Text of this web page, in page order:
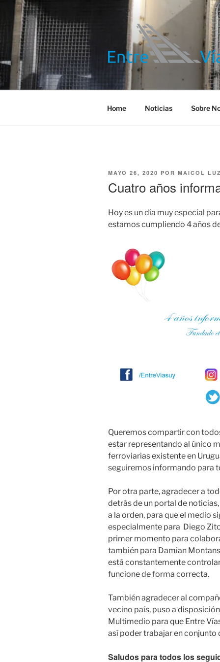
Saltar
contenido
ENTRE
Información ferroviaria
Home Noticias Sobre
PUBLICADO
MAYO 26, 2020 POR MAICOL
Cuatro años
Hoy es un día muy especial
estamos cumpliendo 4 años
Queremos compartir con
estar representando al único
ferroviarias existente en
seguiremos informando para
Por otra parte, agradecer a
detrás de un portal de
a la orden, para que el medio
especialmente para Diego
primer momento para
también para Damian
está constantemente
funcione de forma correcta.
También agradecer al
vecino país, puso a
Multimedio para que Entre
así poder trabajar en conjunto
Saludos para todos los